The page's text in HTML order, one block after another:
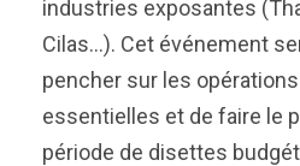
industries exposantes
Cilas…). Cet événement
pencher sur les
essentielles et de faire le
période de disettes